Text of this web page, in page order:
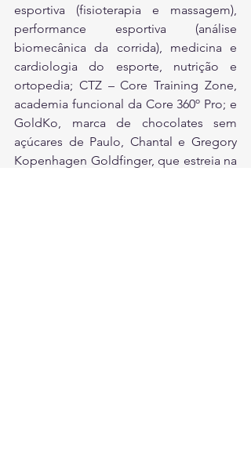
esportiva (fisioterapia e massagem),
performance esportiva (análise
biomecânica da corrida), medicina e
cardiologia do esporte, nutrição e
ortopedia; CTZ – Core Training Zone,
academia funcional da Core 360º Pro; e
GoldKo, marca de chocolates sem
açúcares de Paulo, Chantal e Gregory
Kopenhagen Goldfinger, que estreia na